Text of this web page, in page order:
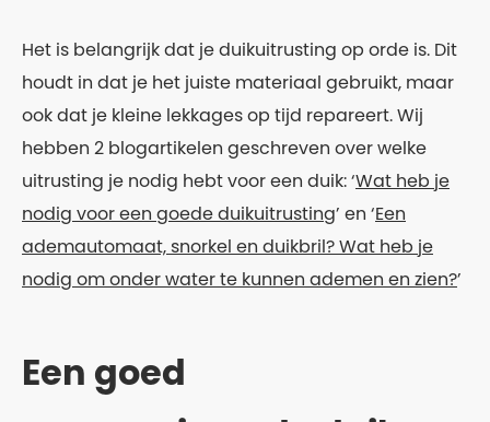
Het is belangrijk dat je duikuitrusting op orde is. Dit
houdt in dat je het juiste materiaal gebruikt, maar
ook dat je kleine lekkages op tijd repareert. Wij
hebben 2 blogartikelen geschreven over welke
uitrusting je nodig hebt voor een duik: ‘Wat heb je
nodig voor een goede duikuitrusting’ en ‘Een
ademautomaat, snorkel en duikbril? Wat heb je
nodig om onder water te kunnen ademen en zien?’
Een goed